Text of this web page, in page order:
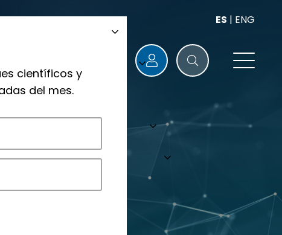
ES | ENG
científicos y
del mes.